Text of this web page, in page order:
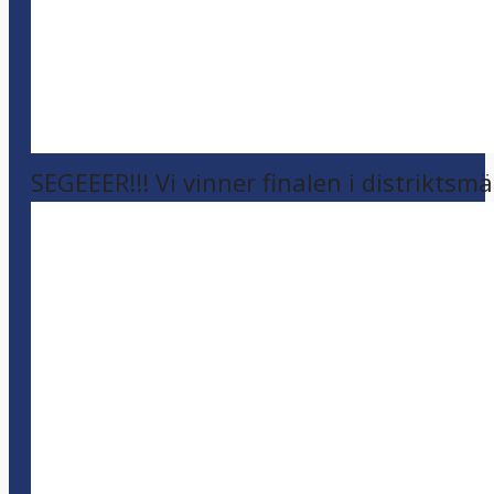
SEGEEER!!! Vi vinner finalen i